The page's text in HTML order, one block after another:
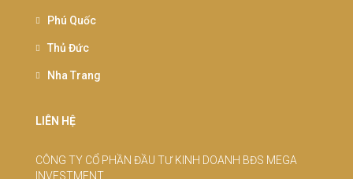
Phú Quốc
Thủ Đức
Nha Trang
LIÊN HỆ
CÔNG TY CỔ PHẦN ĐẦU TƯ KINH DOANH BĐS MEGA
INVESTMENT